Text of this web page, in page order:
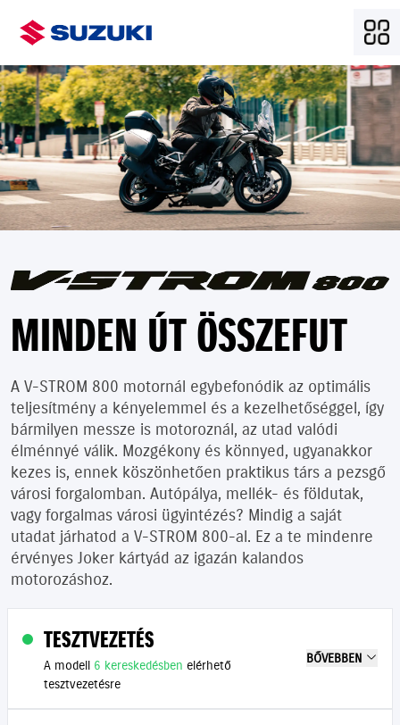
MINDEN ÚT ÖSSZEFUT
A V-STROM 800 motornál egybefonódik az optimális
teljesítmény a kényelemmel és a kezelhetőséggel, így
bármilyen messze is motoroznál, az utad valódi
élménnyé válik. Mozgékony és könnyed, ugyanakkor
kezes is, ennek köszönhetően praktikus társ a pezsgő
városi forgalomban. Autópálya, mellék- és földutak,
vagy forgalmas városi ügyintézés? Mindig a saját
utadat járhatod a V-STROM 800-al. Ez a te mindenre
érvényes Joker kártyád az igazán kalandos
motorozáshoz.
TESZTVEZETÉS
A modell 6 kereskedésben elérhető
tesztvezetésre
BŐVEBBEN